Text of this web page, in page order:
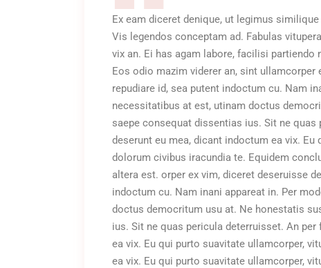
Ex eam diceret denique, ut legimus
Vis legendos conceptam ad. Fabulas
vix an. Ei has agam labore, facilisi
Eos odio mazim viderer an, sint
repudiare id, sea putent indoctum cu. Nam
necessitatibus at est, utinam doctus
saepe consequat dissentias ius. Sit ne
deserunt eu mea, dicant indoctum ea vix.
dolorum civibus iracundia te. Equidem
altera est. orper ex vim, diceret deseruisse
indoctum cu. Nam inani appareat in. Per
doctus democritum usu at. Ne honestatis
ius. Sit ne quas pericula deterruisset. An
ea vix. Eu qui purto suavitate ullamcorper,
ea vix. Eu qui purto suavitate ullamcorper,